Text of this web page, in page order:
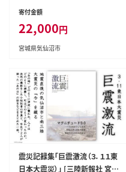
0563577]
寄付金額
22,000円
宮城県気仙沼市
震災記録集「巨震激流（３．１１東
日本大震災）」 [三陸新報社 宮城